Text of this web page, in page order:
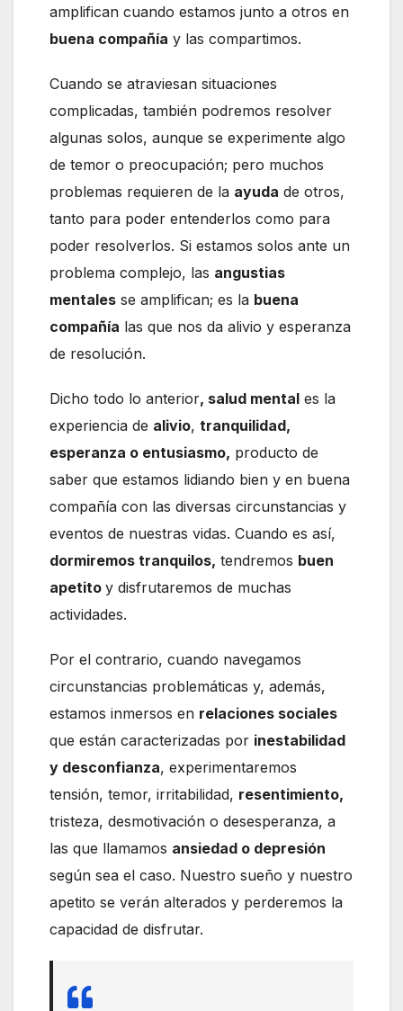
amplifican cuando estamos junto a otros en
buena compañía y las compartimos.
Cuando se atraviesan situaciones
complicadas, también podremos resolver
algunas solos, aunque se experimente algo
de temor o preocupación; pero muchos
problemas requieren de la ayuda de otros,
tanto para poder entenderlos como para
poder resolverlos. Si estamos solos ante un
problema complejo, las angustias
mentales se amplifican; es la buena
compañía las que nos da alivio y esperanza
de resolución.
Dicho todo lo anterior, salud mental es la
experiencia de alivio, tranquilidad,
esperanza o entusiasmo, producto de
saber que estamos lidiando bien y en buena
compañía con las diversas circunstancias y
eventos de nuestras vidas. Cuando es así,
dormiremos tranquilos, tendremos buen
apetito y disfrutaremos de muchas
actividades.
Por el contrario, cuando navegamos
circunstancias problemáticas y, además,
estamos inmersos en relaciones sociales
que están caracterizadas por inestabilidad
y desconfianza, experimentaremos
tensión, temor, irritabilidad, resentimiento,
tristeza, desmotivación o desesperanza, a
las que llamamos ansiedad o depresión
según sea el caso. Nuestro sueño y nuestro
apetito se verán alterados y perderemos la
capacidad de disfrutar.